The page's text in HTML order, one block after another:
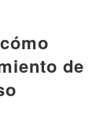
de